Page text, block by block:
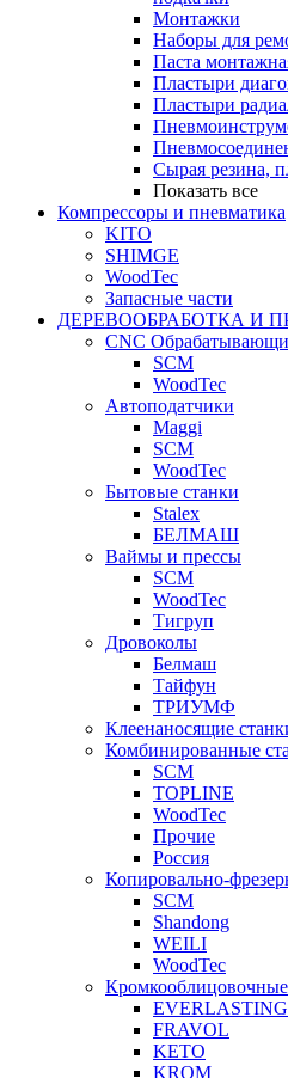
Монтажки
Наборы для
Паста
Пластыри
Пластыри
Сырая резина,
Показать все
Компрессоры и пневматика
KITO
SHIMGE
WoodTec
Запасные части
ДЕРЕВООБРАБОТКА И
CNC
SCM
WoodTec
Автоподатчики
Maggi
SCM
WoodTec
Бытовые станки
Stalex
БЕЛМАШ
Ваймы и прессы
SCM
WoodTec
Тигруп
Дровоколы
Белмаш
Тайфун
ТРИУМФ
Клеенаносящие
Комбинированные
SCM
TOPLINE
WoodTec
Прочие
Россия
Копировально-
SCM
Shandong
WEILI
WoodTec
Кромкооблицовочные
EVERLASTING
FRAVOL
KETO
KROM